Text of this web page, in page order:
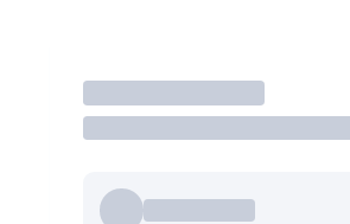
Торговать